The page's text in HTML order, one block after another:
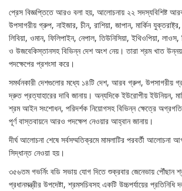
প্রেস বিজ্ঞপ্তিতে আরও বলা হয়, আলোচনায় ২২ সদস্যবিশিষ্ট
উপসাগরীয় গ্রুপ, নাইজার, চীন, রাশিয়া, জাপান, মার্কিন
লিবিয়া, ওমান, ফিলিপাইন, নেপাল, তিউনিসিয়া, ইথিওপিয়া,
ও উজবেকিস্তানসহ বিভিন্ন দেশ অংশ নেয়। তারা শ্রম খাত
পদক্ষেপের প্রশংসা করে।
সমর্থনকারী দেশগুলোর মধ্যে ১৪টি দেশ, আরব গ্রুপ, উপসাগরীয়
দ্রুত প্রত্যাহারের দাবি জানায়। অন্যদিকে ইউরোপীয় ইউনিয়ন,
শ্রম আইন সংশোধন, পরিদর্শক নিয়োগসহ বিভিন্ন ক্ষেত্রে
পূর্ণ বাস্তবায়নে আরও পদক্ষেপ নেওয়ার আহ্বান জানায়।
দীর্ঘ আলোচনা শেষে সর্বসম্মতিক্রমে মামলাটির পরবর্তী আলোচনা
সিদ্ধান্ত নেওয়া হয়।
৩৫৬তম গভর্নিং বডি সভায় যোগ দিতে শুক্রবার জেনেভায় পৌঁছান
প্রধানমন্ত্রীর উপদেষ্টা, শ্রমসচিবসহ একটি উচ্চপর্যায়ের